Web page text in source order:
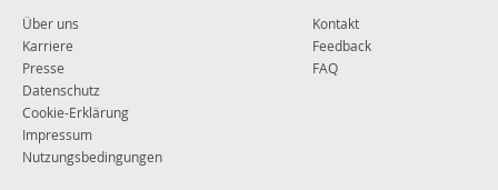
Über uns
Karriere
Presse
Datenschutz
Cookie-Erklärung
Impressum
Nutzungsbedingungen
Kontakt
Feedback
FAQ